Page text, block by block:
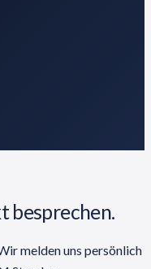
besprechen.
melden uns persönlich